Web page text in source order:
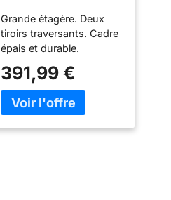
Grande étagère. Deux
tiroirs traversants. Cadre
épais et durable.
Hauteur : 50 cm. Largeur
: 100 cm. Profondeur : 60
cm.
391,99 €